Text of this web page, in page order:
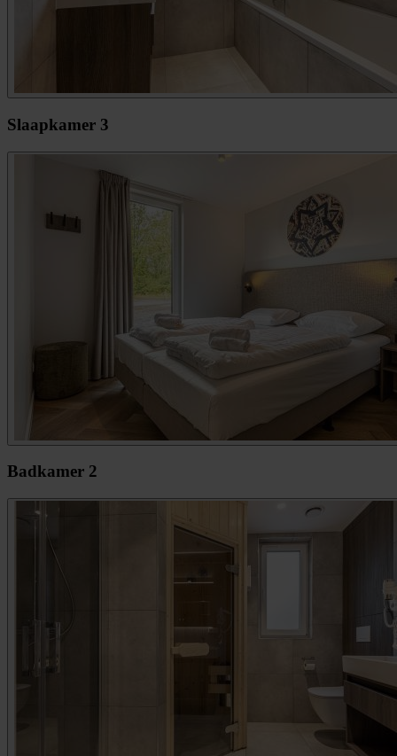
Slaapkamer 3
Badkamer 2